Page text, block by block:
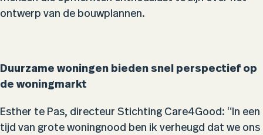
ontwerp van de bouwplannen.
Duurzame woningen bieden snel perspectief op
de woningmarkt
Esther te Pas, directeur Stichting Care4Good: “In een
tijd van grote woningnood ben ik verheugd dat we ons